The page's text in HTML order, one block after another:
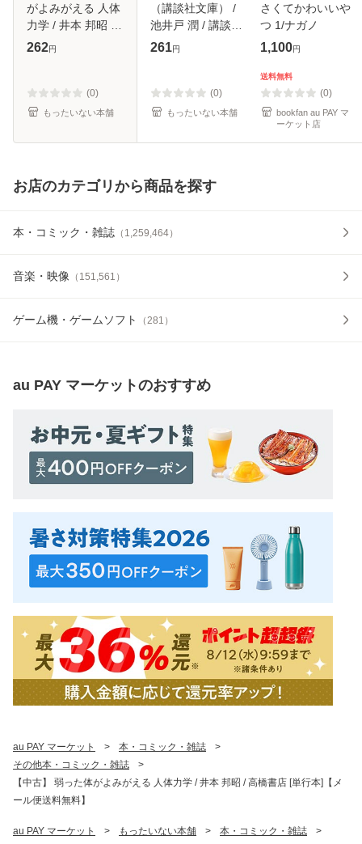
がよみがえる 人体
力学 / 井本 邦昭 /
高橋書店 [単行本]
262円
(0)
もったいない本舗
（講談社文庫） /
池井戸 潤 / 講談社
[文庫]【メール便送
261円
(0)
もったいない本舗
さくてかわいいや
つ 1/ナガノ
1,100円
送料無料
(0)
bookfan au PAY マ
ーケット店
お店のカテゴリから商品を探す
本・コミック・雑誌 （ 1,259,464）
音楽・映像 （ 151,561 ）
ゲーム機・ゲームソフト （281 ）
au PAY マーケットのおすすめ
au PAY マーケット > 本・コミック・雑誌
>
その他本・コミック・雑誌
>
【中古】 弱った体がよみがえる 人体力学 / 井本 邦昭 / 高橋書店 [単行本]【メ
ール便送料無料】
au PAY マーケット > もったいない本舗 > 本・コミック・雑誌
>